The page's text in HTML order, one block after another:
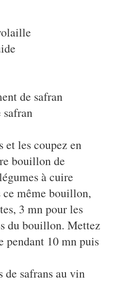
de safran
safran
et les coupez en
bouillon de
à cuire
ce même bouillon,
3 mn pour les
du bouillon. Mettez
pendant 10 mn puis
safrans au vin